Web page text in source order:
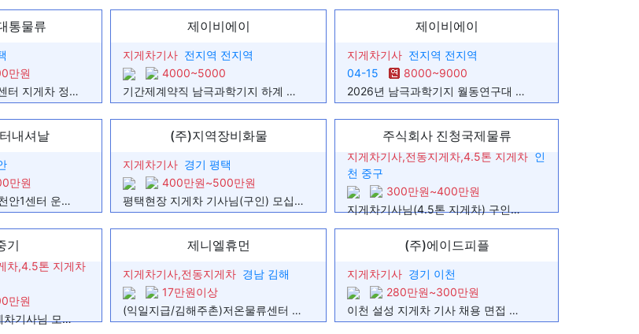
지게차 3톤이상 자격증 및 건설기계 조종자격증 있습니다. 이와 관련 직종을 희망합…
5톤이상 지게차배우고싶은 초보입니디
지게차기사 일자리 알아보고 있습니다.
온수역 근처 거주합니다. 구로나 부천에서 지게차 일자리 구하고있습니다.
톤수 상관x 지게차 일자리 구합니다.
지게차 주말알바
지게차 구직
지게차 운전 구직합니다 지게차 운전병으로 1년 6개월 복무했습니다
지게차
지게차 일자리를 찾고 있습니다
지게차 일자리를 찾고 있습니다.
지게차 분야 일자리 찾습니다
지게차운전은 냉동냉장창고 선임걸고 상하차 하였습니다.
지게차 일자리 찾고 있습니다.
지게차 분야 일자리를 찾고 있습니다
통물류
만원
평택 상온/저온 물류센터 지게차 정규직 채용
제이비에이
지게차기사 전지역 전지역
4000~5000
기간제계약직 남극과학기지 하계 지원인력 공개채용
제이비에이
지게차기사 전지역 전지역
04-15
8000~9000
2026년 남극과학기지 월동연구대 채용(시설관리·조리직)
내셔날
만원
(주)서정인터내셔날 천안1센터 운영팀(지게차) 모집
(주)지역장비화물
지게차기사 경기 평택
400만원~500만원
평택현장 지게차 기사님(구인) 모십니다
주식회사 진청국제물류
지게차기사,전동지게차,4.5톤 지게차 인
천 중구
300만원~400만원
지게차기사님(4.5톤 지게차) 구인합니다.
기
차,4.5톤 지게차
만원
건설현장 영업용 지게차기사님 모집합니다
제니엘휴먼
지게차기사,전동지게차 경남 김해
17만원이상
(익일지급/김해주촌)저온물류센터 야간 지게차 AR 채용(입식)
(주)에이드피플
지게차기사 경기 이천
280만원~300만원
이천 설성 지게차 기사 채용 면접 진행후 즉시근무가능